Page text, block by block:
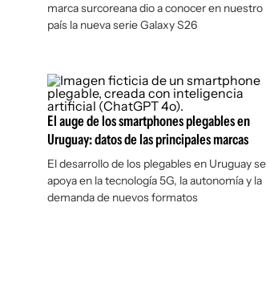
marca surcoreana dio a conocer en nuestro
país la nueva serie Galaxy S26
El auge de los smartphones plegables en
Uruguay: datos de las principales marcas
El desarrollo de los plegables en Uruguay se
apoya en la tecnología 5G, la autonomía y la
demanda de nuevos formatos